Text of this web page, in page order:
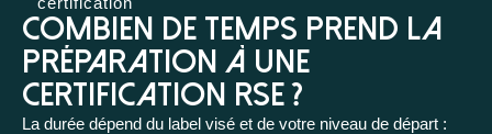
Combien de temps prend la
préparation à une
certification RSE ?
La durée dépend du label visé et de votre niveau de départ :